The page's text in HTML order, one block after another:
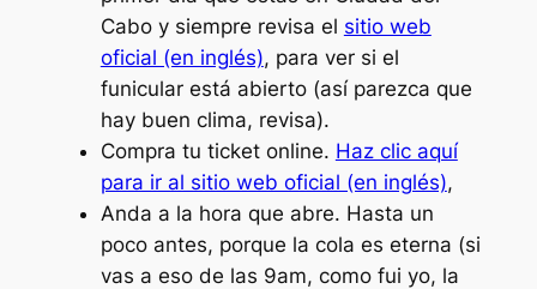
Cabo y siempre revisa el sitio web
oficial (en inglés), para ver si el
funicular está abierto (así parezca que
hay buen clima, revisa).
Compra tu ticket online. Haz clic aquí
para ir al sitio web oficial (en inglés),
Anda a la hora que abre. Hasta un
poco antes, porque la cola es eterna (si
vas a eso de las 9am, como fui yo, la